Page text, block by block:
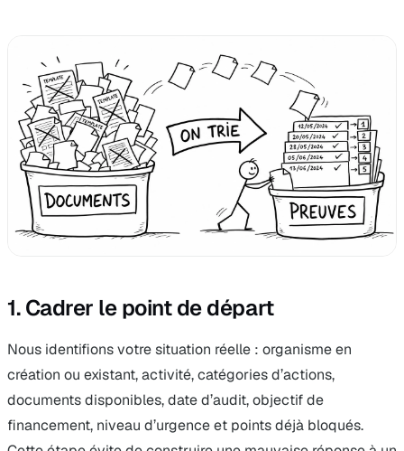
1. Cadrer le point de départ
Nous identifions votre situation réelle : organisme en
création ou existant, activité, catégories d’actions,
documents disponibles, date d’audit, objectif de
financement, niveau d’urgence et points déjà bloqués.